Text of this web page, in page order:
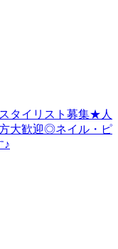
タイリスト募集★人
大歓迎◎ネイル・ピ
♪